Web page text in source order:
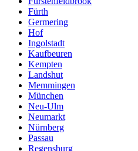
Fürth
Germering
Hof
Ingolstadt
Kaufbeuren
Kempten
Landshut
Memmingen
München
Neu-Ulm
Neumarkt
Nürnberg
Passau
Regensburg